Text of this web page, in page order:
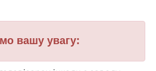
вашу увагу: